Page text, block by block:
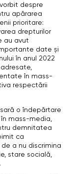
despre
apărarea
prioritare:
drepturilor
au avut
date și
în anul 2022
în mass-
respectării
o îndepărtare
mass-media,
demnitatea
ca
a nu discrimina
stare socială,